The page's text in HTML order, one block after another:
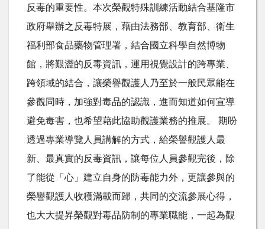
反毒的重要性。本次榮觀特殊訓練活動結合基隆市
政府舉辦之反毒特展，藉由法務部、教育部、衛生
福利部食品藥物管理署，結合國立科學自然博物
館，將艱澀的反毒資訊，運用視覺設計的跨專業、
跨領域的結合，讓榮譽觀護人乃至於一般民眾能在
參觀同時，加強對毒品的認識，進而知道如何宣導
避免毒害，也希望藉此協助觀護業務的推展。 期盼
透過專業導覽人員講解的方式，給榮譽觀護人最
新、最真實的反毒資訊，讓每位人員參觀完後，除
了能從「心」建立自身的防毒能力外，更讓參與的
榮譽觀護人收穫滿載而歸，共同的交流參展心得，
也大大提昇榮觀對毒品防制的專業職能，一起為觀